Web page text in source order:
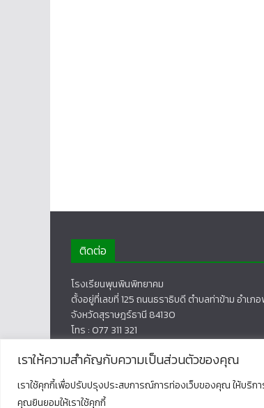
เราให้ความสำคัญกับความเป็นส่วนตัวของคุณ
เราใช้คุกกี้เพื่อปรับปรุงประสบการณ์การท่องเว็บของคุณ ให้บริก
คุณยินยอมให้เราใช้คุกกี้
ติดต่อ
โรงเรียนพุนพินพิทยาคม
ตั้งอยู่ที่เลขที่ 125 ถนนธราธิบดี ตำบลท่าข้าม อำเภ
จังหวัดสุราษฎร์ธานี 84130
โทร : 077 311 321
Copyright © 2026โรงเรียนพุนพินพิทยาคม. All